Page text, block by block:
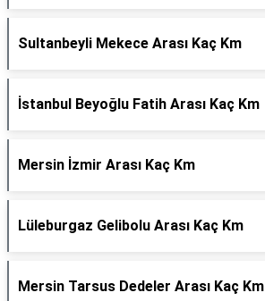
Sultanbeyli Mekece Arası Kaç Km
İstanbul Beyoğlu Fatih Arası Kaç Km
Mersin İzmir Arası Kaç Km
Lüleburgaz Gelibolu Arası Kaç Km
Mersin Tarsus Dedeler Arası Kaç Km